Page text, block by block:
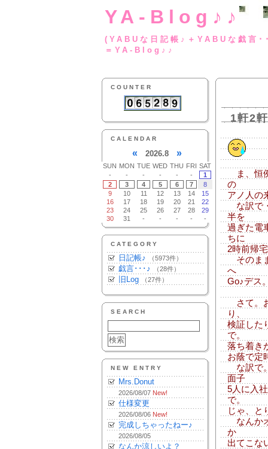
YA-Blog♪♪
(YABUな日記帳♪
＝YA-Blog♪♪
COUNTER
CALENDAR
« 2026.8 »
SUN MON TUE WED THU FRI SAT
-
- - - - -
1
2
3 4 5 6 7
8
9
10 11 12 13 14
15
16
17 18 19 20 21
22
23
24 25 26 27 28
29
30
31 - - - - -
CATEGORY
日記帳♪ （5973件）
戯言･･･♪ （28件）
旧Log （27件）
SEARCH
NEW ENTRY
Mrs.Donut
2026/08/07 New!
仕様変更
2026/08/06 New!
完成しちゃったねー♪
2026/08/05
なんか涼しいよ？
1軒2
ま、恒
の
アノ人の
な訳で
半を
過ぎた電
ちに
2時前帰
そのま
へ
Go♪デス
さて。
り、
検証した
で。
落ち着き
お蔭で定
な訳で
面子
5人に入
で。
じゃ、と
なんか
か
出てこな